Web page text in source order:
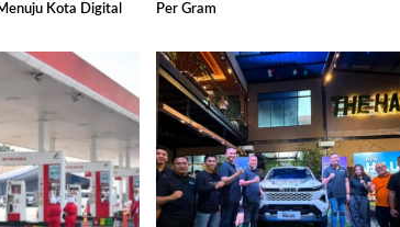
Kota Digital
Per Gram